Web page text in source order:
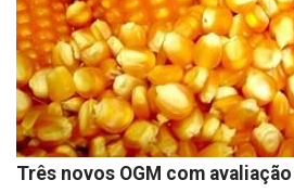
Três novos OGM com